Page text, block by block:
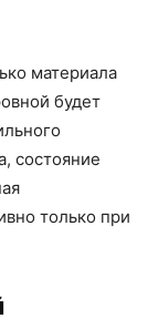
материала
будет
состояние
только при